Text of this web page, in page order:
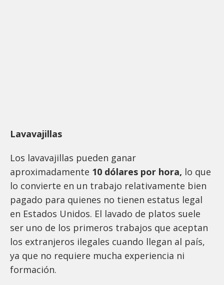
Lavavajillas
Los lavavajillas pueden ganar
aproximadamente 10 dólares por hora, lo que
lo convierte en un trabajo relativamente bien
pagado para quienes no tienen estatus legal
en Estados Unidos. El lavado de platos suele
ser uno de los primeros trabajos que aceptan
los extranjeros ilegales cuando llegan al país,
ya que no requiere mucha experiencia ni
formación.